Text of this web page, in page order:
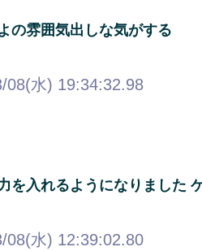
の雰囲気出しな気がする
08(水) 19:34:32.98
を入れるようになりました
08(水) 12:39:02.80